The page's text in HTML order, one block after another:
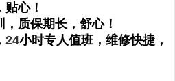
心！
质保期长，舒心！
24小时专人值班，维修快捷，